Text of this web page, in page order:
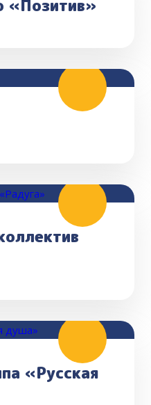
«Позитив»
«Русская